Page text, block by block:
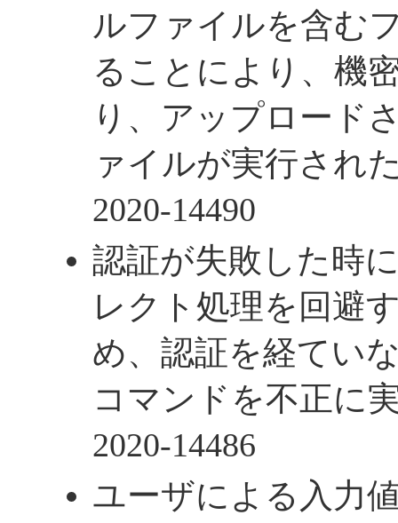
ルファイルを含む
ることにより、機
り、アップロード
ァイルが実行され
2020-14490
認証が失敗した時
レクト処理を回避
め、認証を経てい
コマンドを不正に
2020-14486
ユーザによる入力